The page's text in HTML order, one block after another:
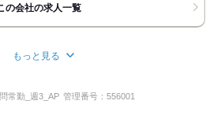
地図・アクセス詳細を見る
の会社の求人一覧
7
もっと見る
常勤_週3_AP 管理番号： 556001